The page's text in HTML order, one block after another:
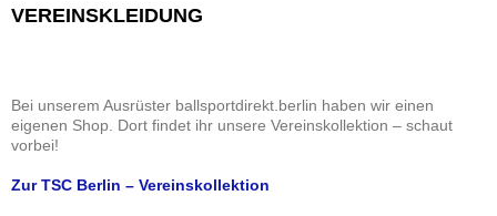
VEREINSKLEIDUNG
Bei unserem Ausrüster ballsportdirekt.berlin haben wir einen
eigenen Shop. Dort findet ihr unsere Vereinskollektion – schaut
vorbei!
Zur TSC Berlin – Vereinskollektion